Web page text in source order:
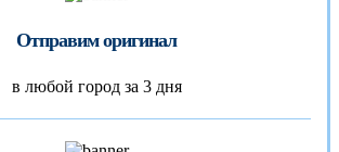
Отправим оригинал
в любой город за 3 дня